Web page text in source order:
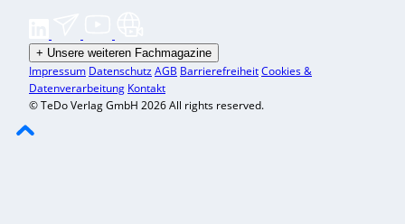
+ Unsere weiteren Fachmagazine
Impressum DatenschutzAGB BarrierefreiheitCookies &
Datenverarbeitung Kontakt
© TeDo Verlag GmbH 2026 All rights reserved.